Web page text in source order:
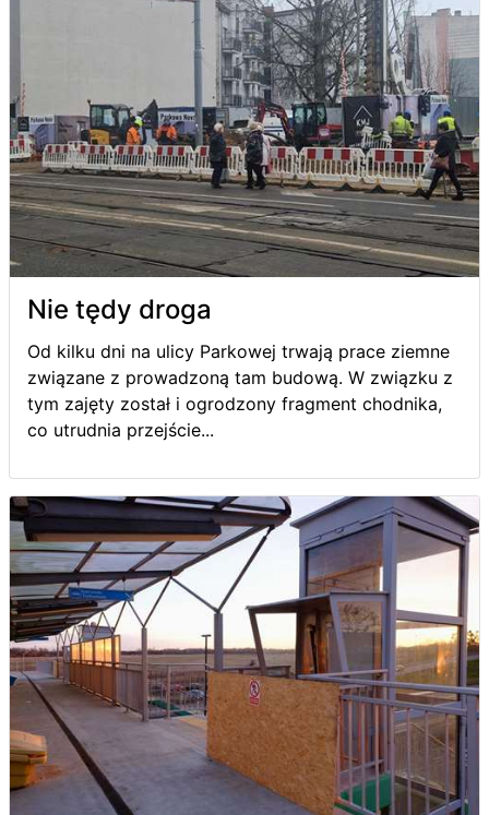
Nie tędy droga
Od kilku dni na ulicy Parkowej trwają prace ziemne
związane z prowadzoną tam budową. W związku z
tym zajęty został i ogrodzony fragment chodnika,
co utrudnia przejście...